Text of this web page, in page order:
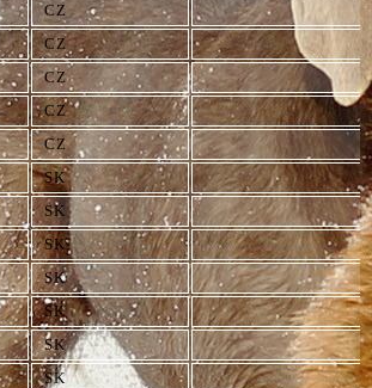
CZ
CZ
CZ
CZ
CZ
SK
SK
SK
SK
SK
SK
SK